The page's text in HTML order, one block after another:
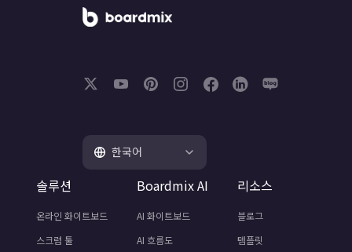
한국어
솔루션
온라인 화이트보드
스크럼 툴
Boardmix AI
AI 화이트보드
AI 흐름도
리소스
블로그
템플릿